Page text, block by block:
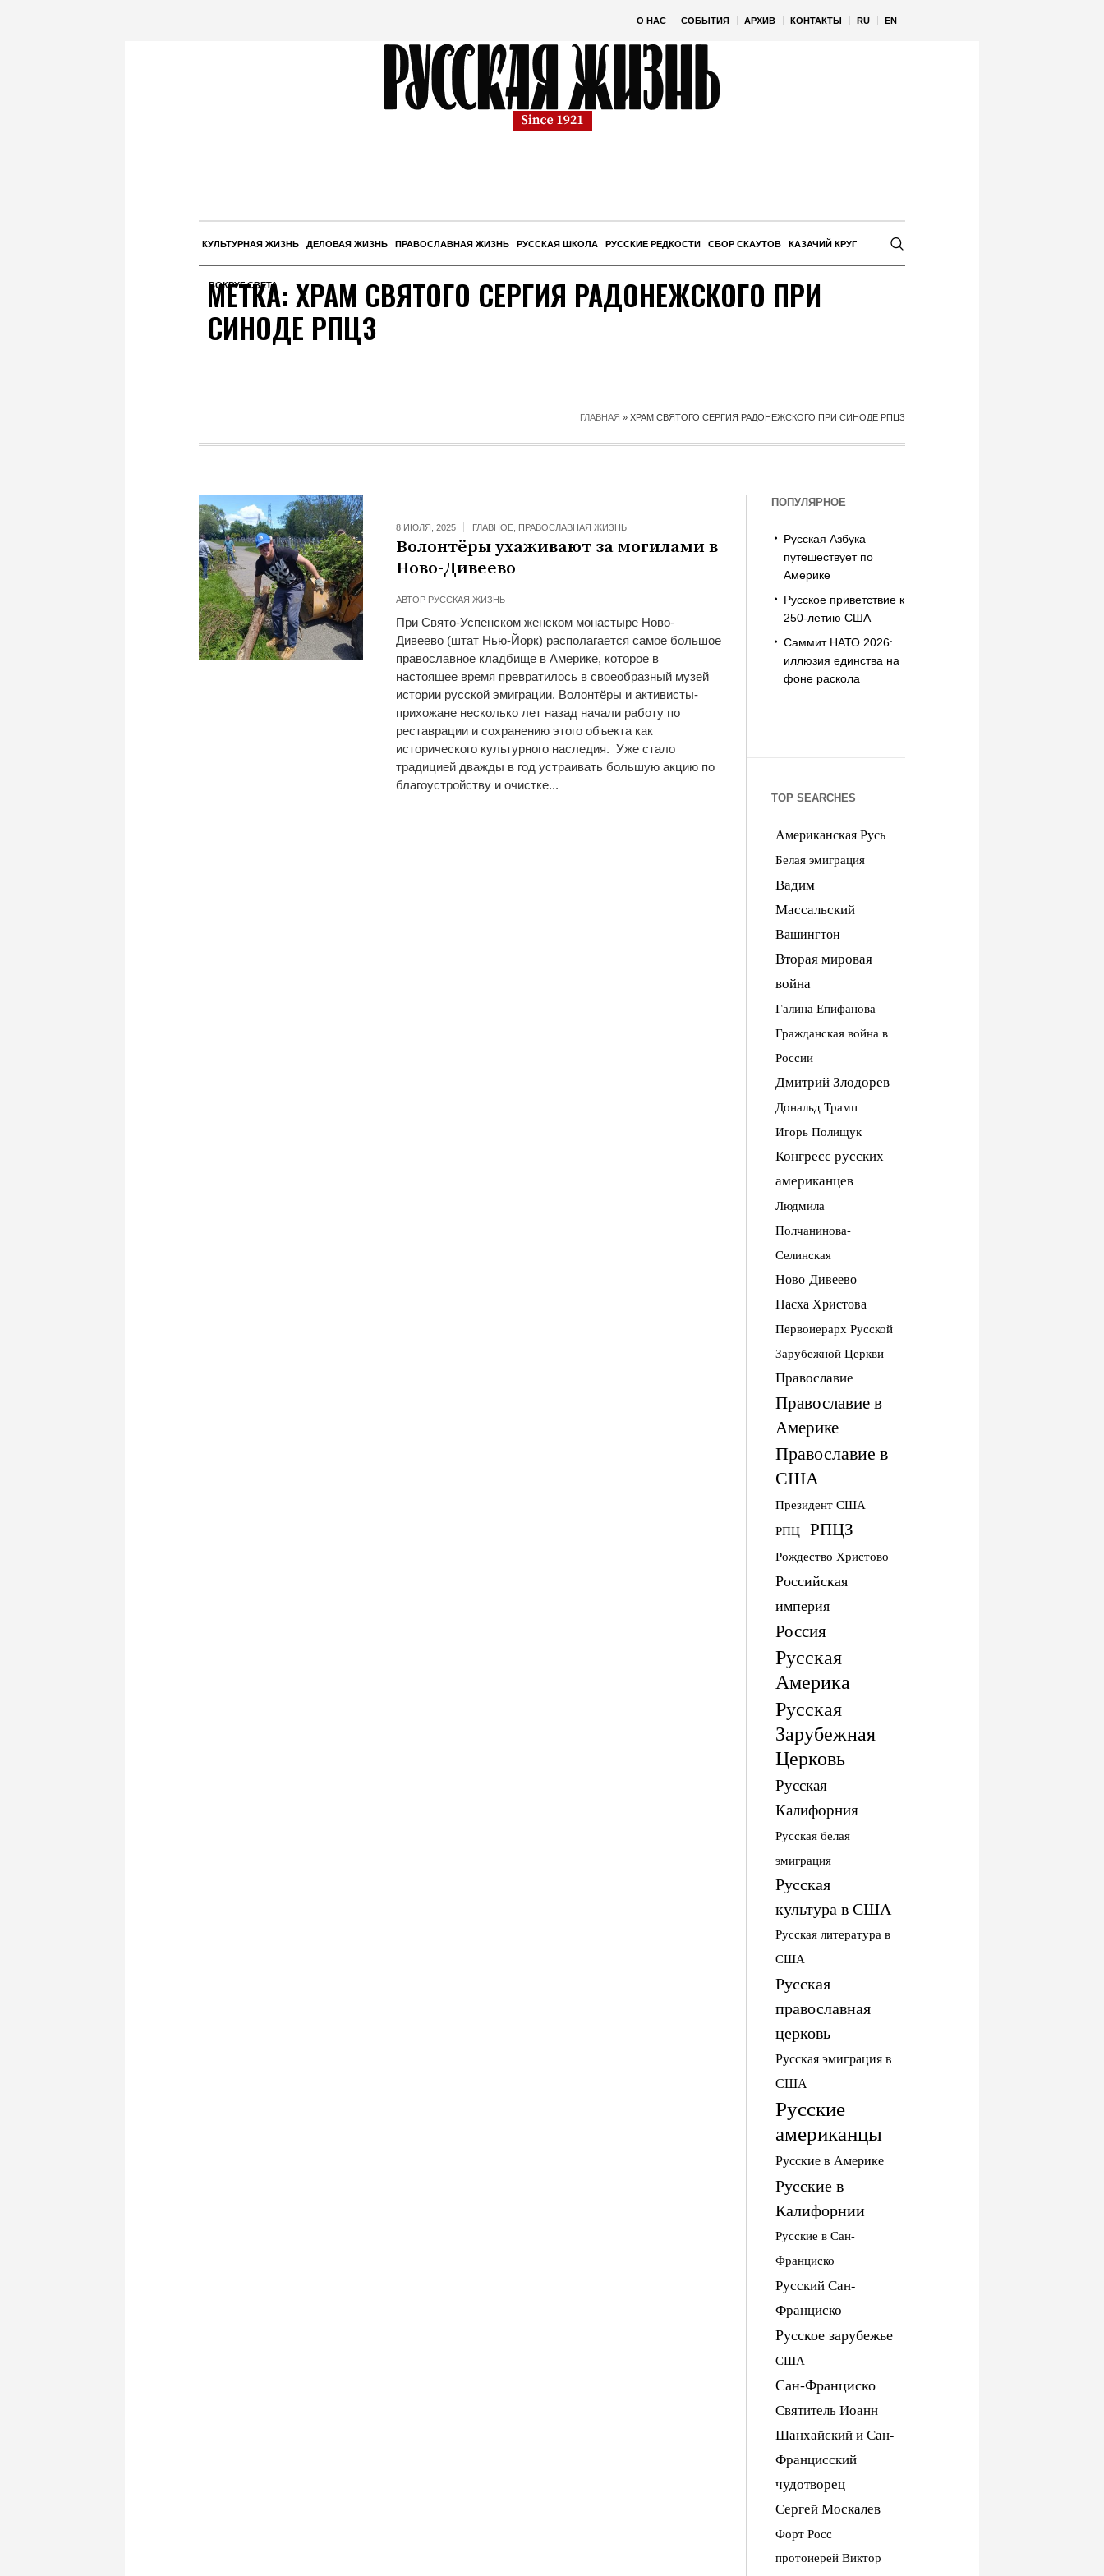
О НАС СОБЫТИЯ АРХИВ КОНТАКТЫ RU EN
КУЛЬТУРНАЯ ЖИЗНЬ ДЕЛОВАЯ ЖИЗНЬ ПРАВОСЛАВНАЯ ЖИЗНЬ РУССКАЯ ШКОЛА РУССКИЕ РЕДКОСТИ СБОР СКАУТОВ КАЗАЧИЙ КРУГ
ВОКРУГ СВЕТА
МЕТКА:ХРАМ СВЯТОГО СЕРГИЯ РАДОНЕЖСКОГО ПРИ
СИНОДЕ РПЦЗ
ГЛАВНАЯ » ХРАМ СВЯТОГО СЕРГИЯ РАДОНЕЖСКОГО ПРИ СИНОДЕ РПЦЗ
8 ИЮЛЯ, 2025 ГЛАВНОЕ, ПРАВОСЛАВНАЯ ЖИЗНЬ
Волонтёры ухаживают за могилами в
Ново-Дивеево
АВТОР РУССКАЯ ЖИЗНЬ
При Свято-Успенском женском монастыре Ново-
Дивеево (штат Нью-Йорк) располагается самое большое
православное кладбище в Америке, которое в
настоящее время превратилось в своеобразный музей
истории русской эмиграции. Волонтёры и активисты-
прихожане несколько лет назад начали работу по
реставрации и сохранению этого объекта как
исторического культурного наследия. Уже стало
традицией дважды в год устраивать большую акцию по
благоустройству и очистке...
ПОПУЛЯРНОЕ
Русская Азбука
путешествует по
Америке
Русское приветствие к
250-летию США
Саммит НАТО 2026:
иллюзия единства на
фоне раскола
TOP SEARCHES
Американская Русь
Белая эмиграция
Вадим
Массальский
Вашингтон
Вторая мировая
война
Галина Епифанова
Гражданская война в
России
Дмитрий Злодорев
Дональд Трамп
Игорь Полищук
Конгресс русских
американцев
Людмила
Полчанинова-
Селинская
Ново-Дивеево
Пасха Христова
Первоиерарх Русской
Зарубежной Церкви
Православие
Православие в
Америке
Православие в
США
Президент США
РПЦ РПЦЗ
Рождество Христово
Российская
империя
Россия
Русская
Америка
Русская
Зарубежная
Церковь
Русская
Калифорния
Русская белая
эмиграция
Русская
культура в США
Русская литература в
США
Русская
православная
церковь
Русская эмиграция в
США
Русские
американцы
Русские в Америке
Русские в
Калифорнии
Русские в Сан-
Франциско
Русский Сан-
Франциско
Русское зарубежье
США
Сан-Франциско
Святитель Иоанн
Шанхайский и Сан-
Францисский
чудотворец
Сергей Москалев
Форт Росс
протоиерей Виктор